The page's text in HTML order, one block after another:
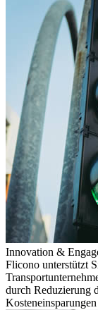
Innovation &
Flicono unterstützt
durch Reduzierung